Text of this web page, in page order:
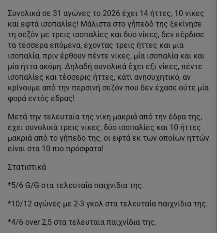
Συνολικά σε 31 αγώνες το 2026 έχει 14 ήττες, 10 νίκες
και εφτά ισοπαλίες! Μάλιστα στο γήπεδό της ξεκίνησε
τη σεζόν με τρεις ισοπαλίες και δύο νίκες, δεν κέρδισε
τα τέσσερα επόμενα, έχοντας τρεις ήττες και μία
ισοπαλία, πριν έρθουν πέντε νίκες, μία ισοπαλία και και
μία ήττα ακόμη. Δηλαδή συνολικά έχει έξι νίκες, πέντε
ισοπαλίες και τέσσερις ήττες, κάτι ανησυχητικό, αν
κρίνουμε από την περσινή σεζόν που δεν έχασε ούτε μία
φορά εντός έδρας!
Μετά την τελευταία της νίκη μακριά από την έδρα της,
έχει συνολικά τρεις νίκες, δύο ισοπαλίες και 10 ήττες
μακριά από το γήπεδο της, οι εφτά εκ των οποίων ηττών
είναι στα 10 πιο πρόσφατα!
Στατιστικά
*5/6 G/G στα τελευταία παιχνίδια της.
*10/12 αγώνες με 2-3 γκολ στα τελευταία παιχνίδια της.
*4/6 over 2,5 στα τελευταία παιχνίδια της.